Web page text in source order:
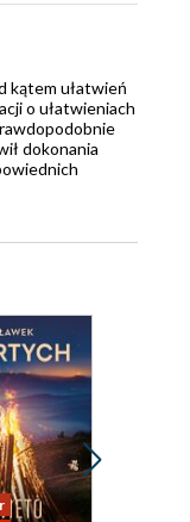
kątem ułatwień
o ułatwieniach
dokonania